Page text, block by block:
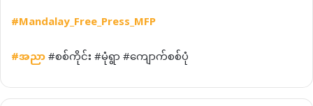
#Mandalay_Free_Press_MFP
#အညာ#စစ်ကိုင်း #မုံရွာ #ကျောက်စစ်ပုံ